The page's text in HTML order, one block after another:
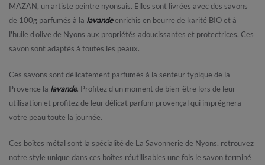
MAZAN, un artiste peintre nyonsais. Elles sont livrées avec des savons
de 100g parfumés à la lavandeenrichis en beurre de karité BIO et à
l'huile d'olive de Nyons aux propriétés adoucissantes et protectrices. Ces
savon sont adaptés à toutes les peaux.
Ces savons sont délicatement parfumés à la senteur typique de la
Provence la lavande. Profitez d'un moment de bien-être lors de leur
utilisation et profitez de leur délicat parfum provençal qui imprégnera
votre peau toute la journée.
Ces boîtes métal sont la spécialité de La Savonnerie de Nyons, retrouvez
notre style unique dans ces boîtes réutilisables une fois le savon terminé